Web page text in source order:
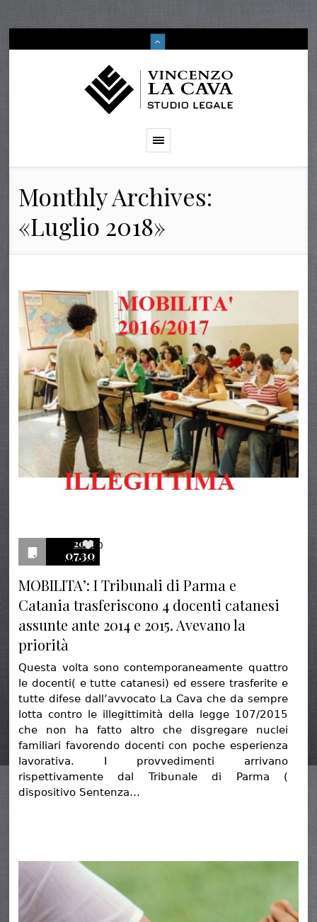
Monthly Archives:
«Luglio 2018»
2018
07.30
0
MOBILITA’: I Tribunali di Parma e
Catania trasferiscono 4 docenti catanesi
assunte ante 2014 e 2015. Avevano la
priorità
Questa volta sono contemporaneamente quattro
le docenti( e tutte catanesi) ed essere trasferite e
tutte difese dall’avvocato La Cava che da sempre
lotta contro le illegittimità della legge 107/2015
che non ha fatto altro che disgregare nuclei
familiari favorendo docenti con poche esperienza
lavorativa. I provvedimenti arrivano
rispettivamente dal Tribunale di Parma (
dispositivo Sentenza…